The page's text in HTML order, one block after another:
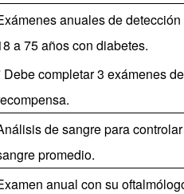
anuales de
a 75 años con diabetes.
Debe completar 3 exámenes
de sangre para
promedio.
anual con su